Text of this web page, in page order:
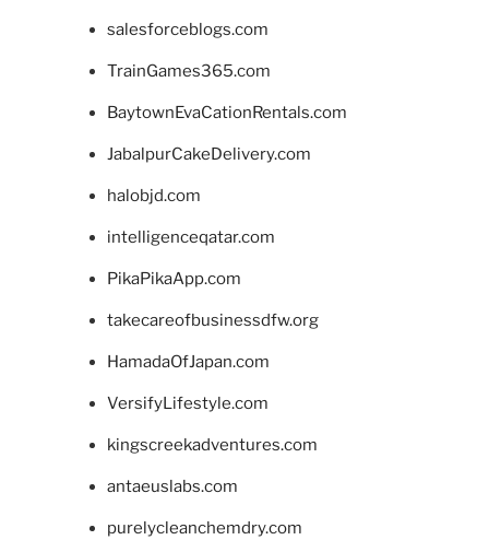
salesforceblogs.com
TrainGames365.com
BaytownEvaCationRentals.com
JabalpurCakeDelivery.com
halobjd.com
intelligenceqatar.com
PikaPikaApp.com
takecareofbusinessdfw.org
HamadaOfJapan.com
VersifyLifestyle.com
kingscreekadventures.com
antaeuslabs.com
purelycleanchemdry.com